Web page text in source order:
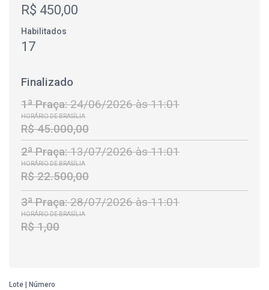
R$ 450,00
Habilitados
17
Finalizado
1ª Praça:24/06/2026 às 11:01
HORÁRIO DE BRASÍLIA
R$ 45.000,00
2ª Praça:13/07/2026 às 11:01
HORÁRIO DE BRASÍLIA
R$ 22.500,00
3ª Praça:28/07/2026 às 11:01
HORÁRIO DE BRASÍLIA
R$ 1,00
Lote | Número